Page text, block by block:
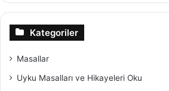
Kategoriler
Masallar
Uyku Masalları ve Hikayeleri Oku